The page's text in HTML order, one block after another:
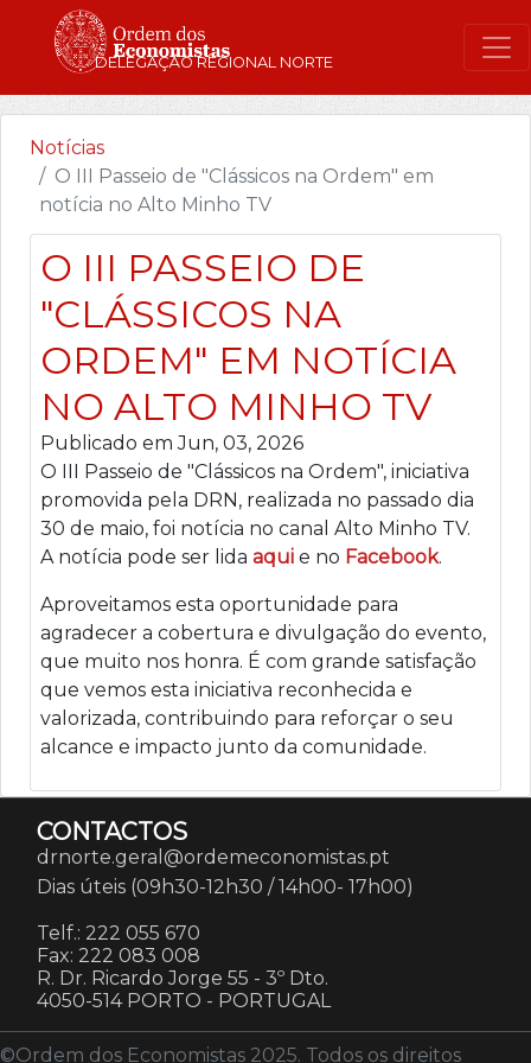
DELEGAÇÃO REGIONAL NORTE
Notícias
O III Passeio de "Clássicos na Ordem" em
notícia no Alto Minho TV
O III PASSEIO DE
"CLÁSSICOS NA
ORDEM" EM NOTÍCIA
NO ALTO MINHO TV
Publicado em Jun, 03, 2026
O III Passeio de "Clássicos na Ordem", iniciativa
promovida pela DRN, realizada no passado dia
30 de maio, foi notícia no canal Alto Minho TV.
A notícia pode ser lida aqui e no Facebook.
Aproveitamos esta oportunidade para
agradecer a cobertura e divulgação do evento,
que muito nos honra. É com grande satisfação
que vemos esta iniciativa reconhecida e
valorizada, contribuindo para reforçar o seu
alcance e impacto junto da comunidade.
CONTACTOS
drnorte.geral@ordemeconomistas.pt
Dias úteis (09h30-12h30 / 14h00- 17h00)
Telf.: 222 055 670
Fax: 222 083 008
R. Dr. Ricardo Jorge 55 - 3º Dto.
4050-514 PORTO - PORTUGAL
©Ordem dos Economistas 2025. Todos os direitos